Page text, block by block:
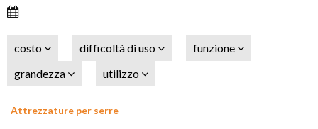
costo difficoltà di uso
funzione
grandezza
utilizzo
Attrezzature per serre